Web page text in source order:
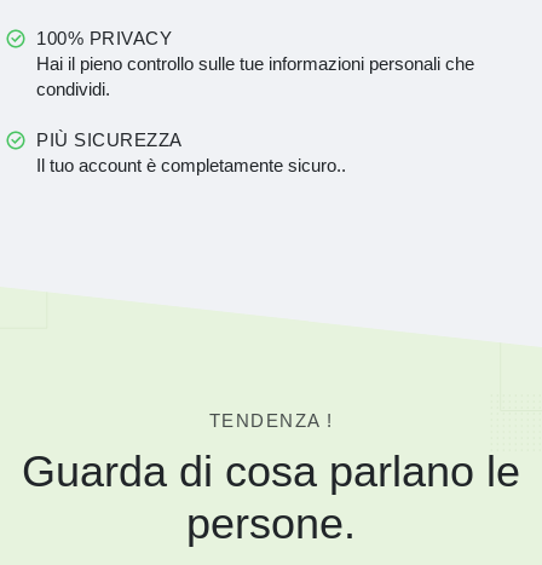
100% PRIVACY
Hai il pieno controllo sulle tue informazioni personali che
condividi.
PIÙ SICUREZZA
Il tuo account è completamente sicuro..
TENDENZA !
Guarda di cosa parlano le
persone.